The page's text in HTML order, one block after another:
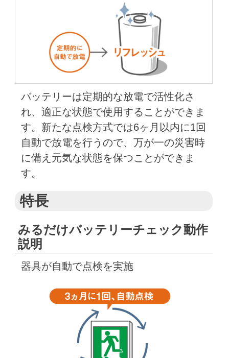
バッテリーは定期的な放電で活性化さ
れ、適正な状態で使用することができま
す。新たな点検方式では6ヶ月以内に1回
自動で放電を行うので、万が一の災害時
に備え元気な状態を保つことができま
す。
特長
みるだけバッテリーチェック動作
説明
器具が自動で点検を実施